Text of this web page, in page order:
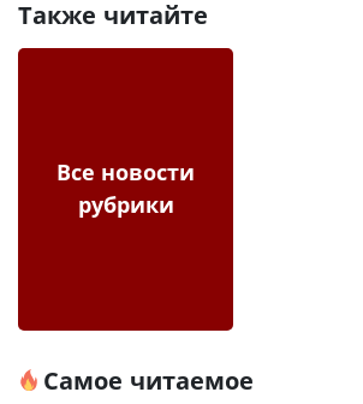
Также читайте
Все новости
рубрики
Самое читаемое